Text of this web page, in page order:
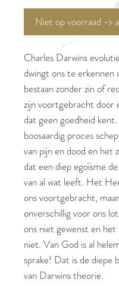
Niet op
Charles Darwins
dwingt ons te erkennen
bestaan zonder zin of
zijn voortgebracht door
dat geen goedheid
boosaardig proces
van pijn en dood en het
dat een diep egoïsme
van al wat leeft. Het
ons voortgebracht,
onverschillig voor ons
ons niet gewenst en
niet. Van God is al
sprake! Dat is de diepe
van Darwins theorie.